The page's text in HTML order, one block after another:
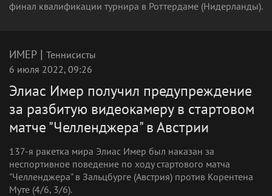
финал квалификации турнира в Роттердаме (Нидерланды).
ИМЕР | Теннисисты
6 июля 2022, 09:26
Элиас Имер получил предупреждение
за разбитую видеокамеру в стартовом
матче "Челленджера" в Австрии
137-я ракетка мира Элиас Имер был наказан за
неспортивное поведение по ходу стартового матча
"Челленджера" в Зальцбурге (Австрия) против Корентена
Муте (4/6, 3/6).